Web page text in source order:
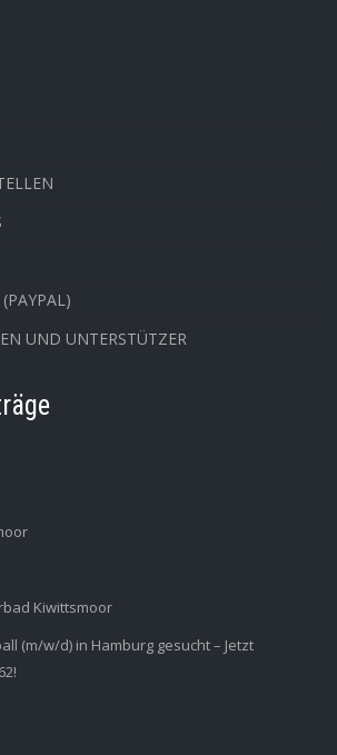
UND UNTERSTÜTZER
Kiwittsmoor
(m/w/d) in Hamburg gesucht – Jetzt